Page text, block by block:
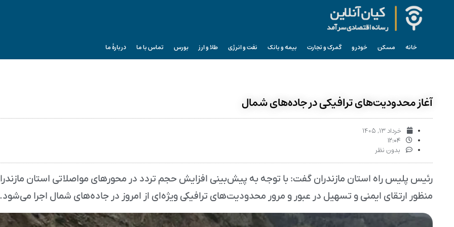
خانه مسکن خودرو گمرک و تجارت بیمه و بانک نفت و انرژی طلا و ارز بورس تماس با ما دربارۀ ما
آغاز محدودیت‌های ترافیکی در جاده‌های شمال
خرداد ۱۳, ۱۴۰۵
۱۲:۰۴
بدون نظر
رئیس پلیس راه استان مازندران گفت: با توجه به پیش‌بینی افزایش حجم تردد در محور‌های مواصلاتی استان
منظور ارتقای ایمنی و تسهیل در عبور و مرور محدودیت‌های ترافیکی ویژه‌ای از امروز در جاده‌های شمال اجرا می‌شود.